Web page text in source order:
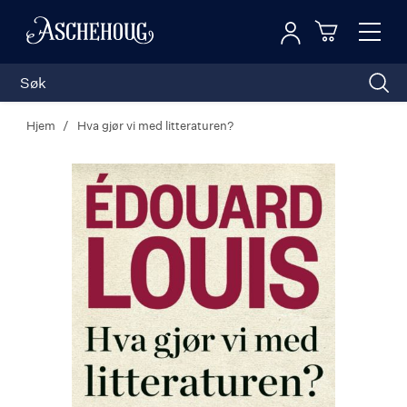
Toggle
Logg inn
Hjem Hva gjør vi med litteraturen?